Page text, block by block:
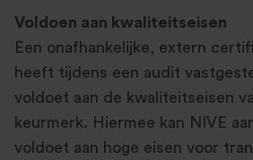
Voldoen aan kwaliteitseisen
Een onafhankelijke, extern
heeft tijdens een audit
voldoet aan de kwaliteitseisen
keurmerk. Hiermee kan NIVE
voldoet aan hoge eisen voor